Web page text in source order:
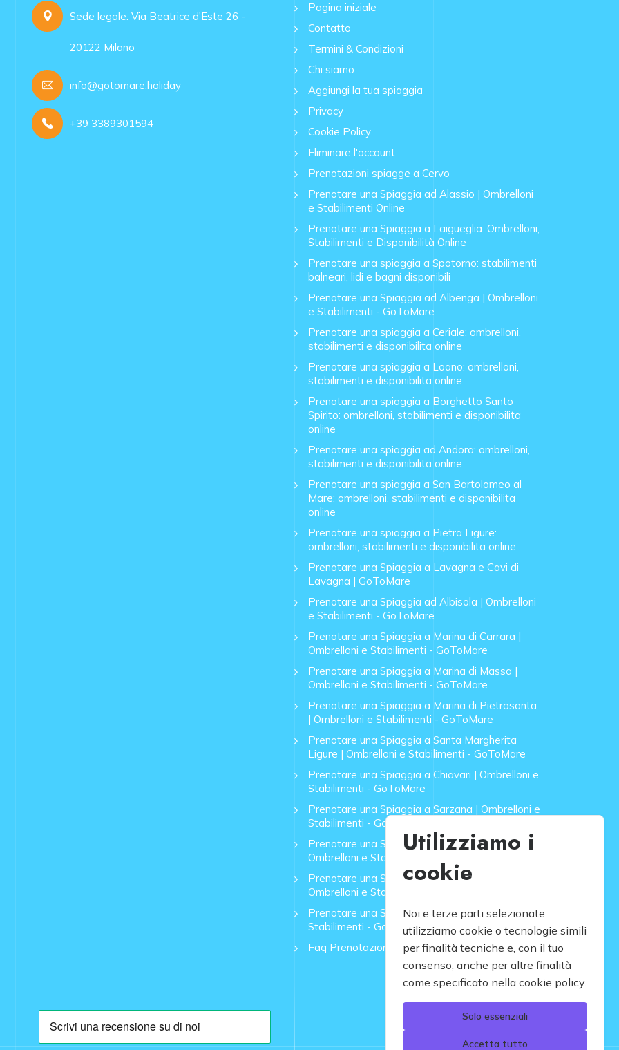
Sede legale: Via Beatrice d'Este 26 -
20122 Milano
info@gotomare.holiday
+39 3389301594
Pagina iniziale
Contatto
Termini & Condizioni
Chi siamo
Aggiungi la tua spiaggia
Privacy
Cookie Policy
Eliminare l'account
Prenotazioni spiagge a Cervo
Prenotare una Spiaggia ad Alassio | Ombrelloni
e Stabilimenti Online
Prenotare una Spiaggia a Laigueglia: Ombrelloni,
Stabilimenti e Disponibilità Online
Prenotare una spiaggia a Spotorno: stabilimenti
balneari, lidi e bagni disponibili
Prenotare una Spiaggia ad Albenga | Ombrelloni
e Stabilimenti - GoToMare
Prenotare una spiaggia a Ceriale: ombrelloni,
stabilimenti e disponibilita online
Prenotare una spiaggia a Loano: ombrelloni,
stabilimenti e disponibilita online
Prenotare una spiaggia a Borghetto Santo
Spirito: ombrelloni, stabilimenti e disponibilita
online
Prenotare una spiaggia ad Andora: ombrelloni,
stabilimenti e disponibilita online
Prenotare una spiaggia a San Bartolomeo al
Mare: ombrelloni, stabilimenti e disponibilita
online
Prenotare una spiaggia a Pietra Ligure:
ombrelloni, stabilimenti e disponibilita online
Prenotare una Spiaggia a Lavagna e Cavi di
Lavagna | GoToMare
Prenotare una Spiaggia ad Albisola | Ombrelloni
e Stabilimenti - GoToMare
Prenotare una Spiaggia a Marina di Carrara |
Ombrelloni e Stabilimenti - GoToMare
Prenotare una Spiaggia a Marina di Massa |
Ombrelloni e Stabilimenti - GoToMare
Prenotare una Spiaggia a Marina di Pietrasanta
| Ombrelloni e Stabilimenti - GoToMare
Prenotare una Spiaggia a Santa Margherita
Ligure | Ombrelloni e Stabilimenti - GoToMare
Prenotare una Spiaggia a Chiavari | Ombrelloni e
Stabilimenti - GoToMare
Prenotare una Spiaggia a Sarzana | Ombrelloni e
Stabilimenti - GoToMare
Prenotare una Spiaggia a Forte dei Marmi |
Ombrelloni e Stabilimenti - GoToMare
Prenotare una Spiaggia a Lido di Camaiore |
Ombrelloni e Stabilimenti - GoToMare
Prenotare una Spiaggia a Rapallo | Ombrelloni e
Stabilimenti - GoToMare
Faq Prenotazione Spiagge
Utilizziamo i
cookie
Noi e terze parti selezionate
utilizziamo cookie o tecnologie simili
per finalità tecniche e, con il tuo
consenso, anche per altre finalità
come specificato nella cookie policy.
Solo essenziali
Accetta tutto